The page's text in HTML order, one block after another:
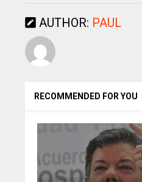
AUTHOR: PAUL
RECOMMENDED FOR YOU